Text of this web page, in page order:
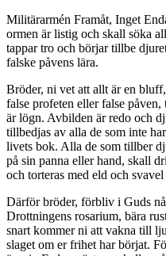
Militärarmén Framåt, Inget
ormen är listig och skall söka
tappar tro och börjar tillbe
falske påvens lära.
Bröder, ni vet att allt är en
false profeten eller false
är lögn. Avbilden är redo och
tillbedjas av alla de som inte
livets bok. Alla de som tillber
på sin panna eller hand, skall
och torteras med eld och
Därför bröder, förbliv i Guds
Drottningens rosarium, bära
snart kommer ni att vakna till
slaget om er frihet har börjat.